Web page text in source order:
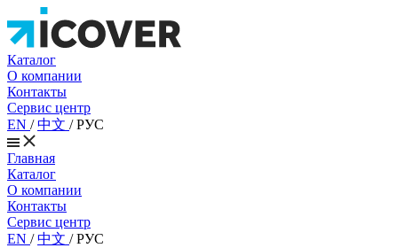
Каталог
О компании
Контакты
Сервис центр
EN /中文 /РУС
Главная
Каталог
О компании
Контакты
Сервис центр
EN /中文 /РУС